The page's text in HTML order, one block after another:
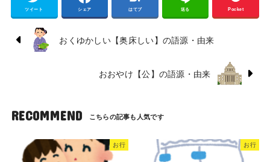
ツイート シェア はてブ 送る Pocket
おくゆかしい【奥床しい】の語源・由来
おおやけ【公】の語源・由来
RECOMMEND
お行 お行